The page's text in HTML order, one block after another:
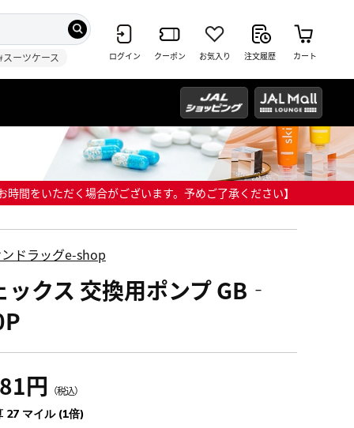
スーツケース ログイン クーポン お気入り 注文履歴 カート
間をいただく場合がございます。予めご了承ください】
ドラッグe-shop
ックス 交換用ポンプ GB‐
円 （税込）
27 マイル (1倍)